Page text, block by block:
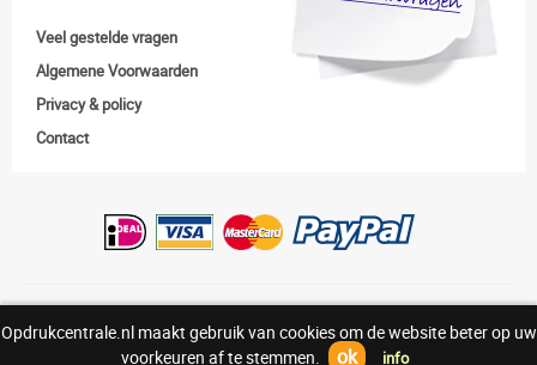
Opdrukcentrale.nl maakt gebruik van cookies om de website beter op uw
voorkeuren af te stemmen.
ok info
Veel gestelde vragen
Algemene Voorwaarden
Privacy & policy
Contact
Copyright:© Opdrukcentrale.nl |0318-830938
Above